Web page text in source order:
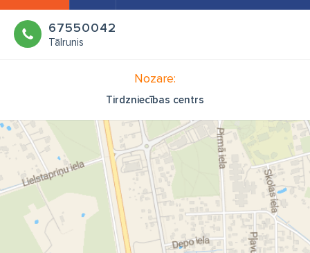
67550042
Tālrunis
Nozare:
Tirdzniecības centrs